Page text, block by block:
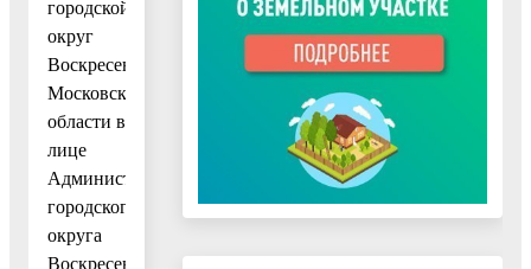
городской
округ
Воскресенск
Московской
области в
лице
Администрации
городского
округа
Воскресенск